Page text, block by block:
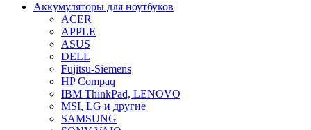
Аккумуляторы для ноутбуков
ACER
APPLE
ASUS
DELL
Fujitsu-Siemens
HP Compaq
IBM ThinkPad, LENOVO
MSI, LG и другие
SAMSUNG